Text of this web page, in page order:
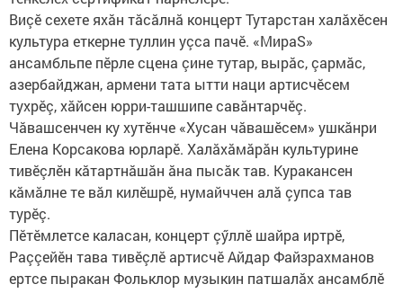
Виçӗ сехете яхăн тăсăлнă концерт Тутарстан халăхӗсен
культура еткерне туллин уçса пачӗ. «МираS»
ансамбльпе пӗрле сце­на çине тутар, вырăс, çармăс,
азербайджан, армени тата ытти наци артисчӗсем
тухрӗç, хăйсен юрри-ташшипе савăнтарчӗç.
Чăвашсенчен ку хутӗнче «Хусан чăвашӗсем» ушкăнри
Елена Корсакова юрларӗ. Халăхăмăрăн культурине
тивӗçлӗн кăтартнăшăн ăна пысăк тав. Куракансен
кăмăлне те вăл килӗшрӗ, нумайччен алă çупса тав
турӗç.
Пӗтӗмлетсе каласан, концерт çӳллӗ шайра иртрӗ,
Раççейӗн тава тивӗçлӗ артисчӗ Айдар Файзрахманов
ертсе пыракан Фольклор музыкин патшалăх ансамблӗ